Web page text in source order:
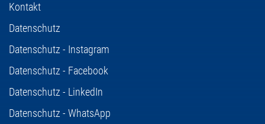
Kontakt
Datenschutz
Datenschutz - Instagram
Datenschutz - Facebook
Datenschutz - LinkedIn
Datenschutz - WhatsApp